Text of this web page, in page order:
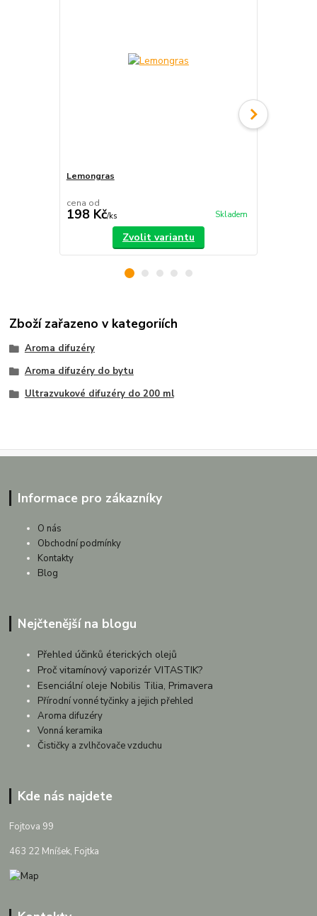
Lemongras
cena od
198 Kč/ks Skladem
Zvolit variantu
Zboží zařazeno v kategoriích
Aroma difuzéry
Aroma difuzéry do bytu
Ultrazvukové difuzéry do 200 ml
Informace pro zákazníky
O nás
Obchodní podmínky
Kontakty
Blog
Nejčtenější na blogu
Přehled účinků éterických olejů
Proč vitamínový vaporizér VITASTIK?
Esenciální oleje Nobilis Tilia, Primavera
Přírodní vonné tyčinky a jejich přehled
Aroma difuzéry
Vonná keramika
Čističky a zvlhčovače vzduchu
Kde nás najdete
Fojtova 99
463 22 Mníšek, Fojtka